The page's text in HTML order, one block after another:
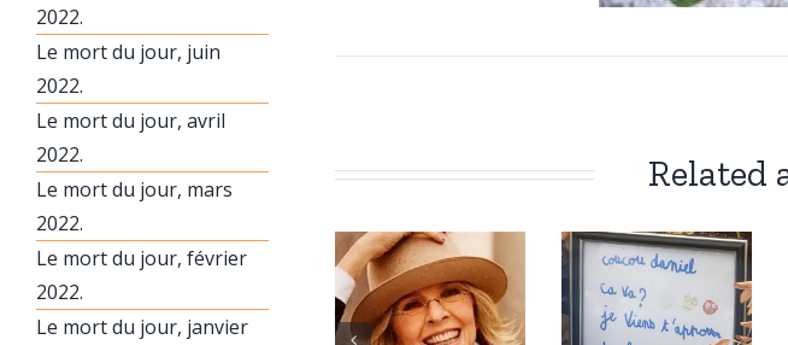
Related
2022.
Le mort du jour, juin
2022.
Le mort du jour, avril
2022.
Le mort du jour, mars
2022.
Le mort du jour, février
2022.
Le mort du jour, janvier